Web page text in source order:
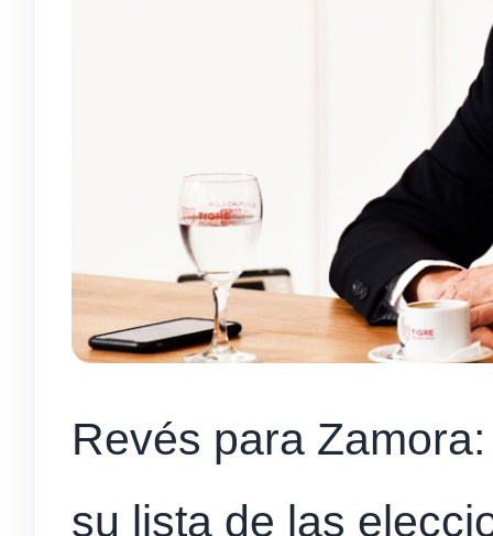
Revés para
su lista de las